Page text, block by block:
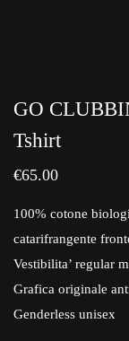
GO
Tshirt
€65.00
100% cotone
catarifrangente
Vestibilita’ regular
Grafica originale
Genderless unisex